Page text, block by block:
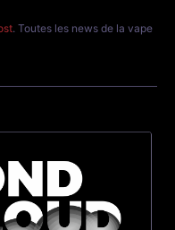
. Toutes les news de la vape